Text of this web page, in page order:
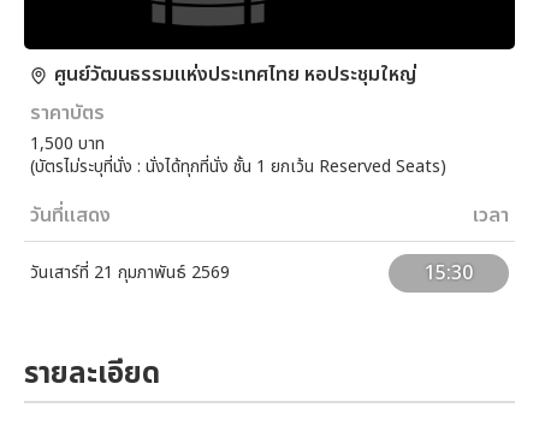
ศูนย์วัฒนธรรมแห่งประเทศไทย หอประชุมใหญ่
ราคาบัตร
1,500 บาท
(บัตรไม่ระบุที่นั่ง : นั่งได้ทุกที่นั่ง ชั้น 1 ยกเว้น Reserved Seats)
วันที่แสดง เวลา
วันเสาร์ที่ 21 กุมภาพันธ์ 2569 15:30
รายละเอียด